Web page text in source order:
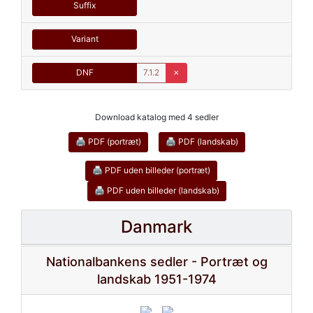
Suffix
Variant
DNF 7.1.2 ✗
Download katalog med 4 sedler
🖨 PDF (portræt) 🖨 PDF (landskab)
🖨 PDF uden billeder (portræt)
🖨 PDF uden billeder (landskab)
Danmark
Nationalbankens sedler - Portræt og
landskab 1951-1974